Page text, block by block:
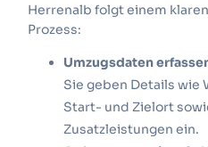
Herrenalb folgt einem
Prozess:
Umzugsdaten
Sie geben Details wie
Start- und Zielort
Zusatzleistungen ein.